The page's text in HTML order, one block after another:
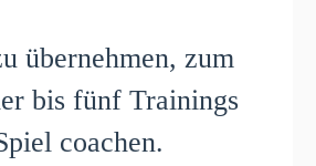
übernehmen, zum
bis fünf Trainings
coachen.